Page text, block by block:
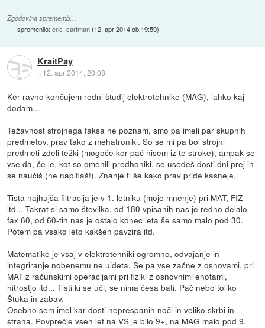
Zgodovina sprememb…
spremenilo:eric_cartman(12. apr 2014 ob 19:59)
KraitPay
:: 12. apr 2014, 20:08
Ker ravno končujem redni študij elektrotehnike (MAG), lahko kaj
dodam...
Težavnost strojnega faksa ne poznam, smo pa imeli par skupnih
predmetov, prav tako z mehatroniki. So se mi pa bol strojni
predmeti zdeli težki (mogoče ker pač nisem iz te stroke), ampak se
vse da, če le, kot so omenili predhoniki, se usedeš dosti dni prej in
se naučiš (ne napiflaš!). Znanje ti še kako prav pride kasneje.
Tista najhujša filtracija je v 1. letniku (moje mnenje) pri MAT, FIZ
itd... Takrat si samo številka. od 180 vpisanih nas je redno delalo
fax 60, od 60-tih nas je ostalo konec leta še samo malo pod 30.
Potem pa vsako leto kakšen pavzira itd.
Matematike je vsaj v elektrotehniki ogromno, odvajanje in
integriranje nobenemu ne uideta. Se pa vse začne z osnovami, pri
MAT z računskimi operacijami pri fiziki z osnovnimi enotami,
hitrostjo itd... Tisti ki se uči, se nima česa bati. Pač nebo toliko
Štuka in zabav.
Osebno sem imel kar dosti neprespanih noči in veliko skrbi in
straha. Povprečje vseh let na VS je bilo 9+, na MAG malo pod 9.